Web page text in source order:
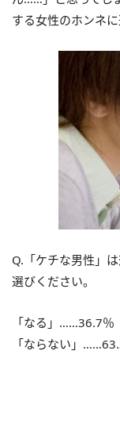
する女性のホンネ
Q.「ケチな男性」
選びください。
「なる」……36.7％
「ならない」